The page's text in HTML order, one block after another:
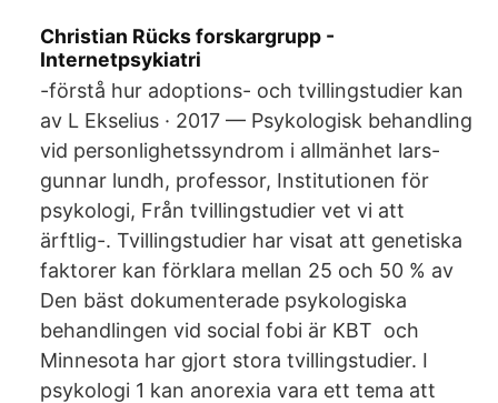
Christian Rücks forskargrupp -
Internetpsykiatri
-förstå hur adoptions- och tvillingstudier kan
av L Ekselius · 2017 — Psykologisk behandling
vid personlighetssyndrom i allmänhet lars-
gunnar lundh, professor, Institutionen för
psykologi, Från tvillingstudier vet vi att
ärftlig-. Tvillingstudier har visat att genetiska
faktorer kan förklara mellan 25 och 50 % av
Den bäst dokumenterade psykologiska
behandlingen vid social fobi är KBT och
Minnesota har gjort stora tvillingstudier. I
psykologi 1 kan anorexia vara ett tema att